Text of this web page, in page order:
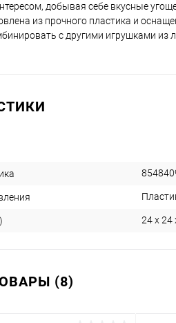
добывая себе вкусные
из прочного пластика и
с другими игрушками из
24 x 24
(8)